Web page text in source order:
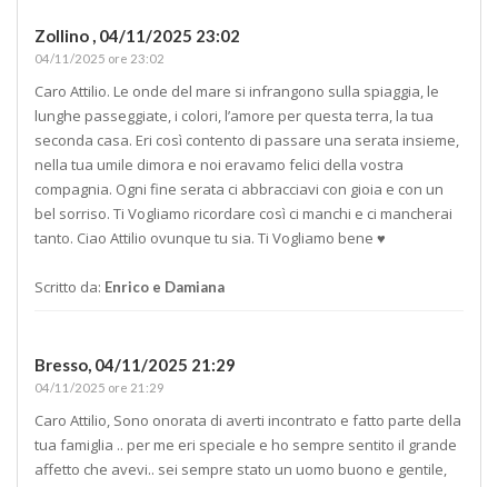
Zollino , 04/11/2025 23:02
04/11/2025 ore 23:02
Caro Attilio. Le onde del mare si infrangono sulla spiaggia, le
lunghe passeggiate, i colori, l’amore per questa terra, la tua
seconda casa. Eri così contento di passare una serata insieme,
nella tua umile dimora e noi eravamo felici della vostra
compagnia. Ogni fine serata ci abbracciavi con gioia e con un
bel sorriso. Ti Vogliamo ricordare così ci manchi e ci mancherai
tanto. Ciao Attilio ovunque tu sia. Ti Vogliamo bene ♥️
Scritto da: Enrico e Damiana
Bresso, 04/11/2025 21:29
04/11/2025 ore 21:29
Caro Attilio, Sono onorata di averti incontrato e fatto parte della
tua famiglia .. per me eri speciale e ho sempre sentito il grande
affetto che avevi.. sei sempre stato un uomo buono e gentile,